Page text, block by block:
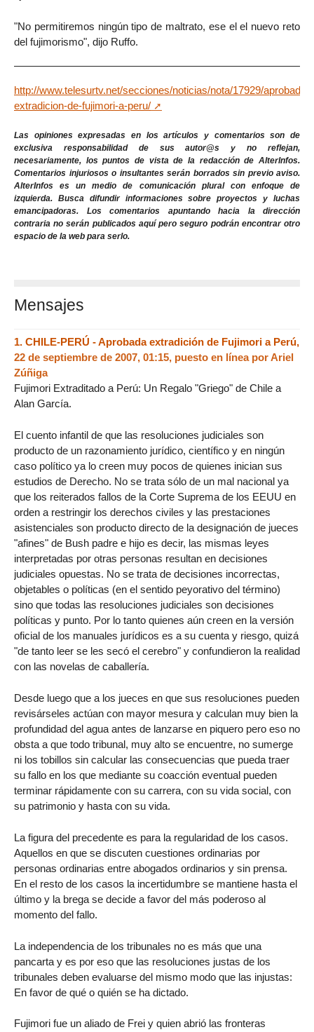
"No permitiremos ningún tipo de maltrato, ese el el nuevo reto
del fujimorismo", dijo Ruffo.
http://www.telesurtv.net/secciones/noticias/nota/17929/aprobada-
extradicion-de-fujimori-a-peru/
Las opiniones expresadas en los artículos y comentarios son de
exclusiva responsabilidad de sus autor@s y no reflejan,
necesariamente, los puntos de vista de la redacción de AlterInfos.
Comentarios injuriosos o insultantes serán borrados sin previo aviso.
AlterInfos es un medio de comunicación plural con enfoque de
izquierda. Busca difundir informaciones sobre proyectos y luchas
emancipadoras. Los comentarios apuntando hacia la dirección
contraria no serán publicados aquí pero seguro podrán encontrar otro
espacio de la web para serlo.
Mensajes
1. CHILE-PERÚ - Aprobada extradición de Fujimori a Perú,
22 de septiembre de 2007, 01:15, puesto en línea porAriel
Zúñiga
Fujimori Extraditado a Perú: Un Regalo "Griego" de Chile a
Alan García.
El cuento infantil de que las resoluciones judiciales son
producto de un razonamiento jurídico, científico y en ningún
caso político ya lo creen muy pocos de quienes inician sus
estudios de Derecho. No se trata sólo de un mal nacional ya
que los reiterados fallos de la Corte Suprema de los EEUU en
orden a restringir los derechos civiles y las prestaciones
asistenciales son producto directo de la designación de jueces
"afines" de Bush padre e hijo es decir, las mismas leyes
interpretadas por otras personas resultan en decisiones
judiciales opuestas. No se trata de decisiones incorrectas,
objetables o políticas (en el sentido peyorativo del término)
sino que todas las resoluciones judiciales son decisiones
políticas y punto. Por lo tanto quienes aún creen en la versión
oficial de los manuales jurídicos es a su cuenta y riesgo, quizá
"de tanto leer se les secó el cerebro" y confundieron la realidad
con las novelas de caballería.
Desde luego que a los jueces en que sus resoluciones pueden
revisárseles actúan con mayor mesura y calculan muy bien la
profundidad del agua antes de lanzarse en piquero pero eso no
obsta a que todo tribunal, muy alto se encuentre, no sumerge
ni los tobillos sin calcular las consecuencias que pueda traer
su fallo en los que mediante su coacción eventual pueden
terminar rápidamente con su carrera, con su vida social, con
su patrimonio y hasta con su vida.
La figura del precedente es para la regularidad de los casos.
Aquellos en que se discuten cuestiones ordinarias por
personas ordinarias entre abogados ordinarios y sin prensa.
En el resto de los casos la incertidumbre se mantiene hasta el
último y la brega se decide a favor del más poderoso al
momento del fallo.
La independencia de los tribunales no es más que una
pancarta y es por eso que las resoluciones justas de los
tribunales deben evaluarse del mismo modo que las injustas:
En favor de qué o quién se ha dictado.
Fujimori fue un aliado de Frei y quien abrió las fronteras